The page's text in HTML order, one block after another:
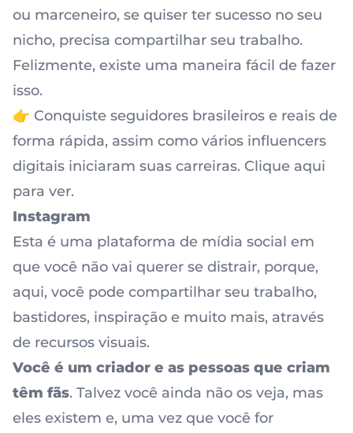
ou marceneiro, se quiser ter sucesso no seu
nicho, precisa compartilhar seu trabalho.
Felizmente, existe uma maneira fácil de fazer
isso.
👉 Conquiste seguidores brasileiros e reais de
forma rápida, assim como vários influencers
digitais iniciaram suas carreiras. Clique aqui
para ver.
Instagram
Esta é uma plataforma de mídia social em
que você não vai querer se distrair, porque,
aqui, você pode compartilhar seu trabalho,
bastidores, inspiração e muito mais, através
de recursos visuais.
Você é um criador e as pessoas que criam
têm fãs. Talvez você ainda não os veja, mas
eles existem e, uma vez que você for